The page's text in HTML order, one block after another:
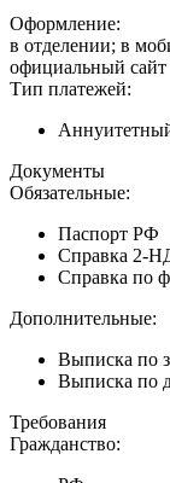
Оформление:
в отделении; в
официальный сайт
Тип платежей:
Документы
Обязательные:
Паспорт РФ
Справка 2-
Справка по
Дополнительные:
Выписка по
Выписка по
Требования
Гражданство: